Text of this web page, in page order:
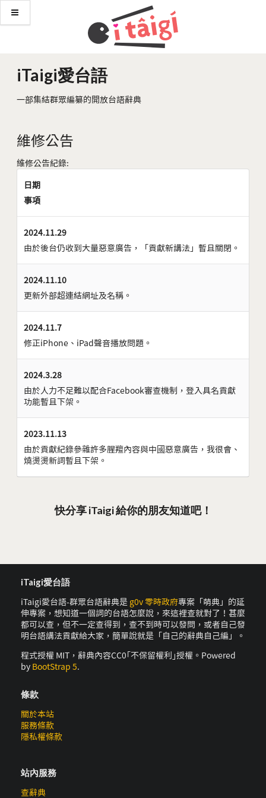
iTaigi愛台語
一部集結群眾編纂的開放台語辭典
維修公告
維修公告紀錄:
日期
事項
2024.11.29
由於後台仍收到大量惡意廣告，「貢獻新講法」暫且關閉。
2024.11.10
更新外部超連結網址及名稱。
2024.11.7
修正iPhone、iPad聲音播放問題。
2024.3.28
由於人力不足難以配合Facebook審查機制，登入具名貢獻
功能暫且下架。
2023.11.13
由於貢獻紀錄參雜許多腥羶內容與中國惡意廣告，我很會、
燒燙燙新詞暫且下架。
快分享 iTaigi 給你的朋友知道吧！
iTaigi愛台語
iTaigi愛台語-群眾台語辭典是 g0v 零時政府專案「萌典」的延
伸專案，想知道一個詞的台語怎麼說，來這裡查就對了！甚麼
都可以查，但不一定查得到，查不到時可以發問，或者自己發
明台語講法貢獻給大家，簡單說就是「自己的辭典自己編」。
程式授權 MIT，辭典內容CC0｢不保留權利｣授權。Powered
by BootStrap 5.
條款
關於本站
服務條款
隱私權條款
站內服務
查辭典